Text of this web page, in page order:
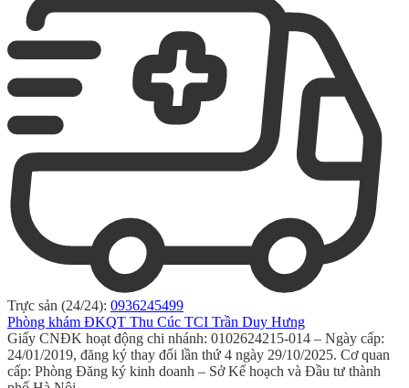
Trực sản (24/24): 0936245499
Phòng khám ĐKQT Thu Cúc TCI Trần Duy Hưng
Giấy CNĐK hoạt động chi nhánh: 0102624215-014 – Ngày cấp:
24/01/2019, đăng ký thay đổi lần thứ 4 ngày 29/10/2025. Cơ quan
cấp: Phòng Đăng ký kinh doanh – Sở Kế hoạch và Đầu tư thành